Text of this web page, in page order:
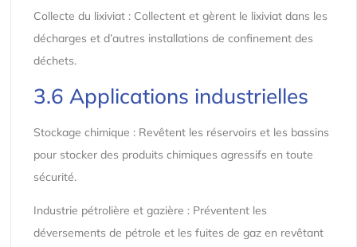
Collecte du lixiviat : Collectent et gèrent le lixiviat dans les
décharges et d’autres installations de confinement des
déchets.
3.6 Applications industrielles
Stockage chimique : Revêtent les réservoirs et les bassins
pour stocker des produits chimiques agressifs en toute
sécurité.
Industrie pétrolière et gazière : Préventent les
déversements de pétrole et les fuites de gaz en revêtant